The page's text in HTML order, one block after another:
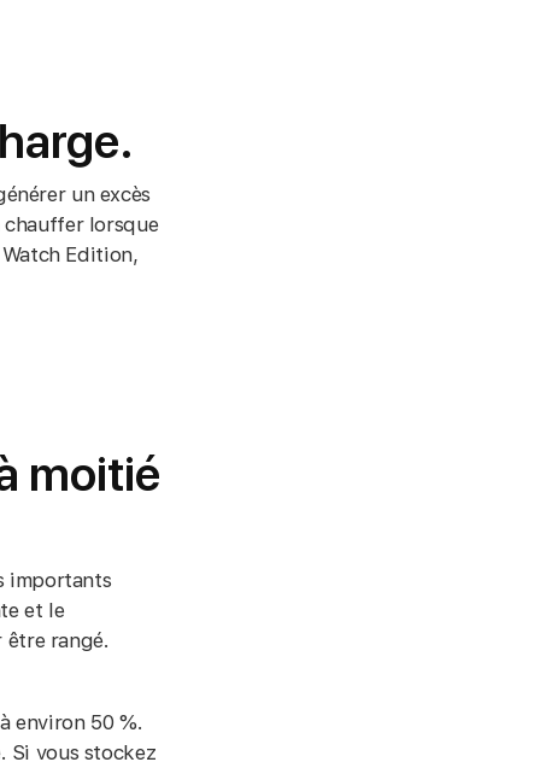
un excès
chauffer lorsque
Edition,
moitié
importants
et le
être rangé.
environ 50 %.
Si vous stockez